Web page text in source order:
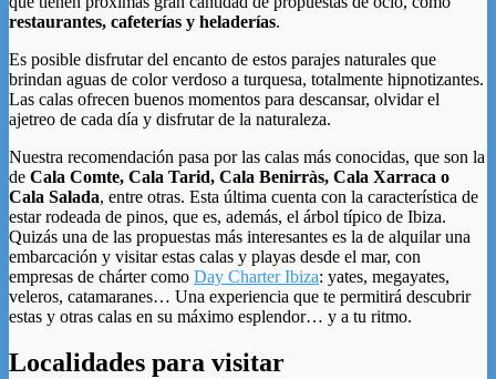
restaurantes, cafeterías y heladerías.
Es posible disfrutar del encanto de estos parajes naturales que
brindan aguas de color verdoso a turquesa, totalmente hipnotizantes.
Las calas ofrecen buenos momentos para descansar, olvidar el
ajetreo de cada día y disfrutar de la naturaleza.
Nuestra recomendación pasa por las calas más conocidas, que son la
de Cala Comte, Cala Tarid, Cala Benirràs, Cala Xarraca o
Cala Salada, entre otras. Esta última cuenta con la característica de
estar rodeada de pinos, que es, además, el árbol típico de Ibiza.
Quizás una de las propuestas más interesantes es la de alquilar una
embarcación y visitar estas calas y playas desde el mar, con
empresas de chárter como Day Charter Ibiza: yates, megayates,
veleros, catamaranes… Una experiencia que te permitirá descubrir
estas y otras calas en su máximo esplendor… y a tu ritmo.
Localidades para visitar